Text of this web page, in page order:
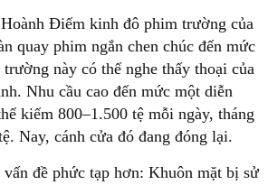
Điếm kinh đô phim trường của
quay phim ngắn chen chúc đến mức
này có thể nghe thấy thoại của
Nhu cầu cao đến mức một diễn
kiếm 800–1.500 tệ mỗi ngày, tháng
Nay, cánh cửa đó đang đóng lại.
đề phức tạp hơn: Khuôn mặt bị sử